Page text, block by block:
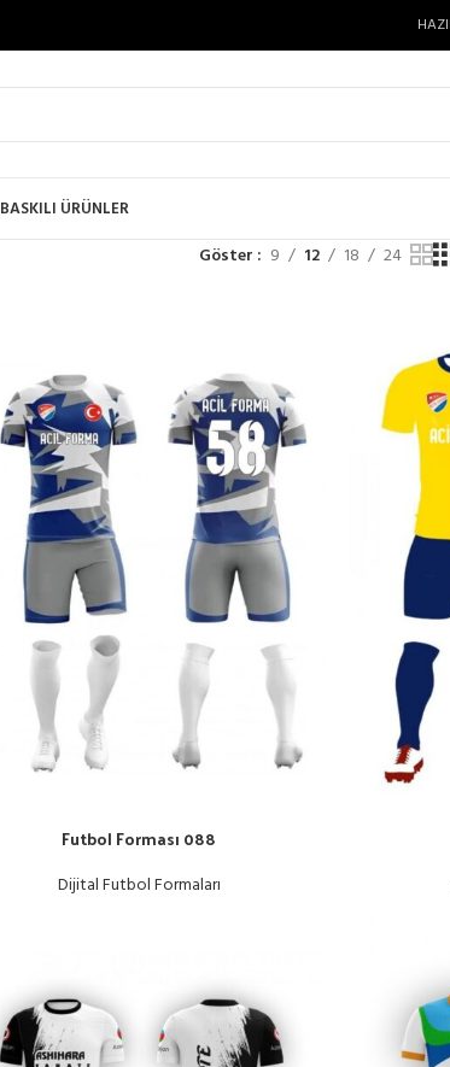
BASKILI ÜRÜNLER
Göster 9 12 18 24
Futbol Forması 088
Dijital Futbol Formaları